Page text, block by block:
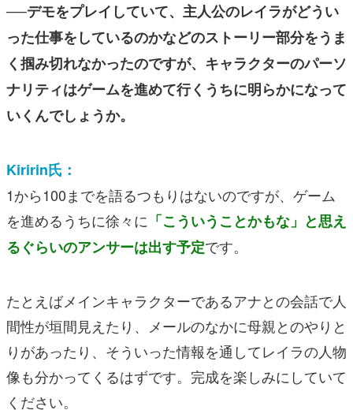
──デモをプレイしていて、主人公のレイラがどうい
った仕事をしているのかなどのストーリー部分をうま
く掴み切れなかったのですが、キャラクターのパーソ
ナリティはゲームを進めて行くうちに明らかになって
いくんでしょうか。
Kiririn氏：
1から100までを語るつもりはないのですが、ゲーム
を進めるうちに徐々に 「こういうことかもな」と思え
るぐらいのアンサーは出す予定です。
たとえばメインキャラクターであるアナとの会話で人
間性が垣間見えたり、メールのなかに母親とのやりと
りがあったり、そういった情報を通してレイラの人物
像も分かってくるはずです。完成を楽しみにしていて
ください。